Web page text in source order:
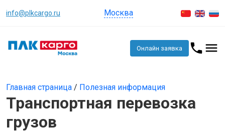
info@plkcargo.ru Москва
Онлайн заявка
Главная страница / Полезная информация
Транспортная перевозка
грузов